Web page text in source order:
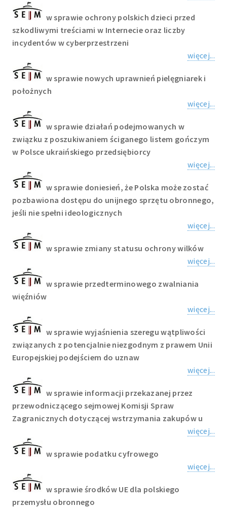
w sprawie ochrony polskich dzieci przed
szkodliwymi treściami w Internecie oraz liczby
incydentów w cyberprzestrzeni
więcej...
w sprawie nowych uprawnień pielęgniarek i
położnych
więcej...
w sprawie działań podejmowanych w
związku z poszukiwaniem ściganego listem gończym
w Polsce ukraińskiego przedsiębiorcy
więcej...
w sprawie doniesień, że Polska może zostać
pozbawiona dostępu do unijnego sprzętu obronnego,
jeśli nie spełni ideologicznych
więcej...
w sprawie zmiany statusu ochrony wilków
więcej...
w sprawie przedterminowego zwalniania
więźniów
więcej...
w sprawie wyjaśnienia szeregu wątpliwości
związanych z potencjalnie niezgodnym z prawem Unii
Europejskiej podejściem do uznaw
więcej...
w sprawie informacji przekazanej przez
przewodniczącego sejmowej Komisji Spraw
Zagranicznych dotyczącej wstrzymania zakupów u
więcej...
w sprawie podatku cyfrowego
więcej...
w sprawie środków UE dla polskiego
przemysłu obronnego